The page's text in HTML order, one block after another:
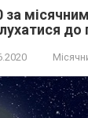
за
до